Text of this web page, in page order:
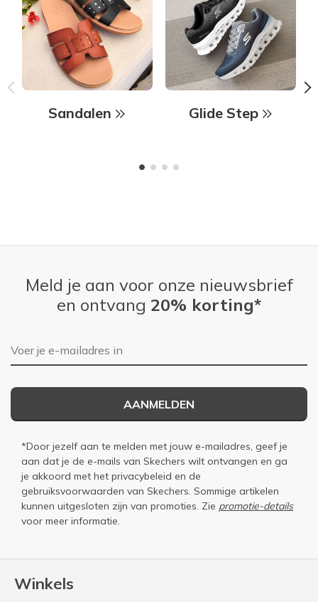
Sandalen Glide Step
Winkels
Meld je aan voor onze nieuwsbrief
en ontvang 20% korting*
E-mailadres
AANMELDEN
*Door jezelf aan te melden met jouw e-mailadres, geef je
aan dat je de e-mails van Skechers wilt ontvangen en ga
je akkoord met het privacybeleid en de
gebruiksvoorwaarden van Skechers. Sommige artikelen
kunnen uitgesloten zijn van promoties. Zie promotie-details
voor meer informatie.